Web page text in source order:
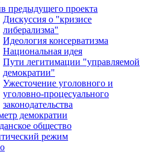
предыдущего проекта
Дискуссия о "кризисе
либерализма"
Идеология консерватизма
Национальная идея
Пути легитимации "управляемой
демократии"
Ужесточение уголовного и
уголовно-процесуального
законодательства
демократии
общество
режим